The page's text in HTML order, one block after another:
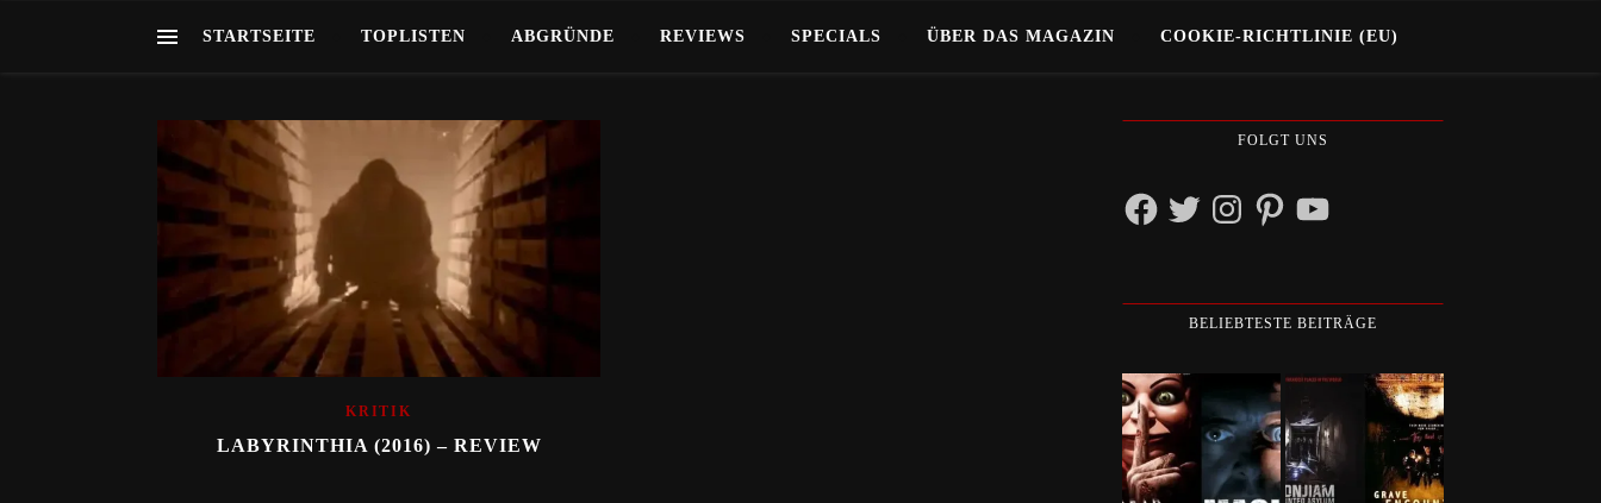
STARTSEITE TOPLISTEN ABGRÜNDE REVIEWS SPECIALS ÜBER DAS MAGAZIN COOKIE-RICHTLINIE (EU)
KRITIK
LABYRINTHIA (2016) – REVIEW
FOLGT UNS
FacebookTwitterInstagramPinterestYouTube
BELIEBTESTE BEITRÄGE